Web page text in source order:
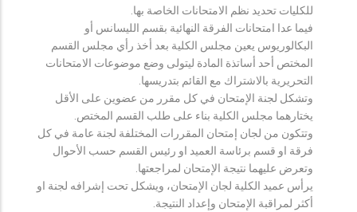
للكليات تحديد نظم الامتحانات الخاصة بها.
فيما عدا امتحانات الفرقة النهائية بقسم الليسانس أو
البكالوريوس يعين مجلس الكلية بعد أخذ رأي مجلس القسم
المختص أحد أساتذة المادة ليتولى وضع موضوعات الامتحانات
التحريرية بالاشتراك مع القائم بتدريسها.
وتشكل لجنة الإمتحان في كل مقرر من عضوين على الأقل
يختارهما مجلس الكلية بناء على طلب القسم المختص.
وتتكون من لجان إمتحان المقررات المختلفة لجنة عامة في كل
فرقة او قسم برئاسة العميد او رئيس القسم حسب الأحوال
وتعرض عليهما نتيجة الإمتحان لمراجعتها.
يرأس عميد الكلية لجان الإمتحان، ويشكل تحت إشرافه لجنة او
أكثر لمراقبة الإمتحان وإعداد النتيجة.